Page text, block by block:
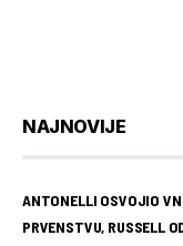
NAJNOVIJE
ANTONELLI OSVOJIO VN
PRVENSTVU, RUSSELL